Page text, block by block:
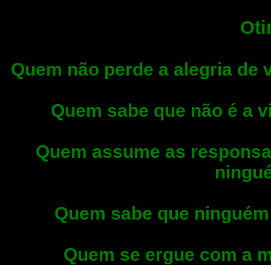
Quem não perde a alegria
Quem sabe que não é a
Quem assume as
Quem sabe que
Quem se ergue com a